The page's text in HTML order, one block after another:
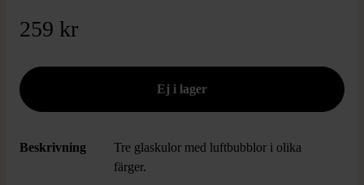
259 kr
Beskrivning
Tre glaskulor med luftbubblor i olika
färger.